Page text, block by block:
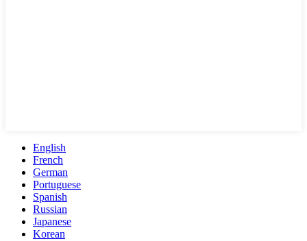
English
French
German
Portuguese
Spanish
Russian
Japanese
Korean